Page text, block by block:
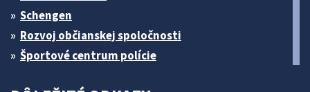
Schengen
Rozvoj občianskej spoločnosti
Športové centrum polície